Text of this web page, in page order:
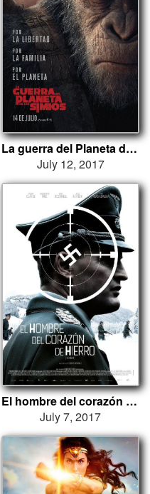
La guerra del Planeta de los Simios
July 12, 2017
El hombre del corazón de hierro
July 7, 2017